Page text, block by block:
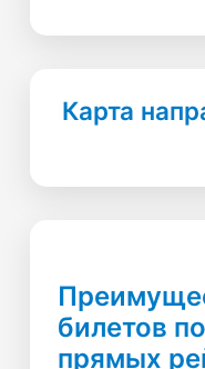
Карта
билетов
прямых